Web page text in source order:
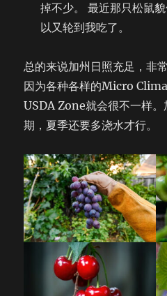
掉不少。 最近那只松鼠
以又轮到我吃了。
总的来说加州日照充足，非
因为各种各样的Micro
USDA Zone就会很不一样
期，夏季还要多浇水才行。